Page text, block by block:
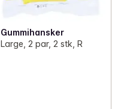
Gummihansker
Large, 2 par, 2 stk, R